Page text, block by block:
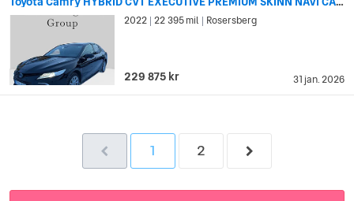
31 jan. 2026
2022 22 395 mil Rosersberg
229 875 kr
1 2